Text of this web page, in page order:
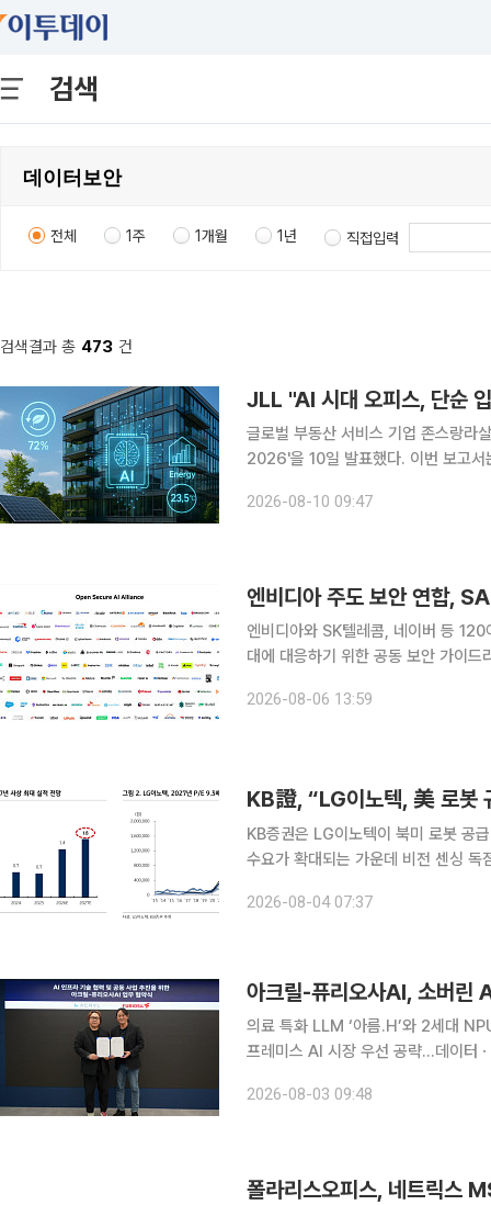
검색
전체 1주 1개월 1년 직접입력
검색결과 총 473 건
JLL "AI 시대 오피스, 단순
글로벌 부동산 서비스 기업 존스랑
2026'을 10일 발표했다. 이번 보고서
뒷받침하는 전략적 기능으로 재편되
2026-08-10 09:47
엔비디아와 SK텔레콤, 네이버 등
대에 대응하기 위한 공동 보안 가이드라인 마련에 나섰다. 엔비
강화하기 위한 새로운 SAFE 가이드
2026-08-06 13:59
KB證, “LG이노텍, 美 로봇
KB증권은 LG이노텍이 북미 로봇 공
수요가 확대되는 가운데 비전 센싱
신위원회(FCC)는 반도체에 이어 중
2026-08-04 07:37
아크릴-퓨리오사AI, 소버린
의료 특화 LLM ‘아름.H’와 2세대
프레미스 AI 시장 우선 공략…데이터ㆍ인프라 주권 확보 국산 AI
라 전문기업 아크릴과 AI 반도체 기업
2026-08-03 09:48
폴라리스오피스, 네트릭스